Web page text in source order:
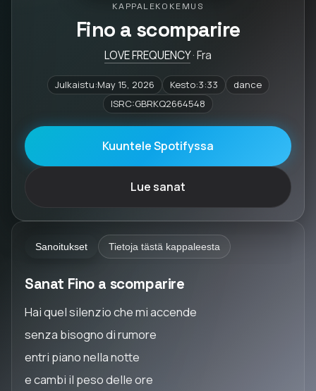
KAPPALEKOKEMUS
Fino a scomparire
LOVE FREQUENCY· Fra
Julkaistu:May 15, 2026 Kesto:3:33
dance
ISRC:GBRKQ2664548
Kuuntele Spotifyssa
Lue sanat
Sanoitukset Tietoja tästä kappaleesta
Sanat Fino a scomparire
Hai quel silenzio che mi accende
senza bisogno di rumore
entri piano nella notte
e cambi il peso delle ore